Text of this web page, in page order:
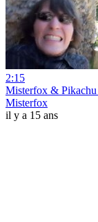
2:15
Misterfox &
Misterfox
il y a 15 ans